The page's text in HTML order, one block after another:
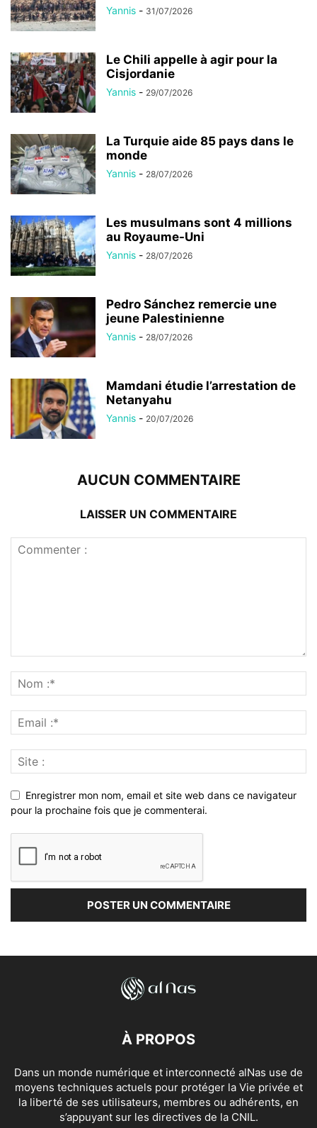
Yannis - 31/07/2026
Le Chili appelle à agir pour la
Cisjordanie
Yannis - 29/07/2026
La Turquie aide 85 pays dans le
monde
Yannis - 28/07/2026
Les musulmans sont 4 millions
au Royaume-Uni
Yannis - 28/07/2026
Pedro Sánchez remercie une
jeune Palestinienne
Yannis - 28/07/2026
Mamdani étudie l’arrestation de
Netanyahu
Yannis - 20/07/2026
AUCUN COMMENTAIRE
LAISSER UN COMMENTAIRE
Enregistrer mon nom, email et site web dans ce navigateur
pour la prochaine fois que je commenterai.
À PROPOS
Dans un monde numérique et interconnecté alNas use de
moyens techniques actuels pour protéger la Vie privée et
la liberté de ses utilisateurs, membres ou adhérents, en
s’appuyant sur les directives de la CNIL.